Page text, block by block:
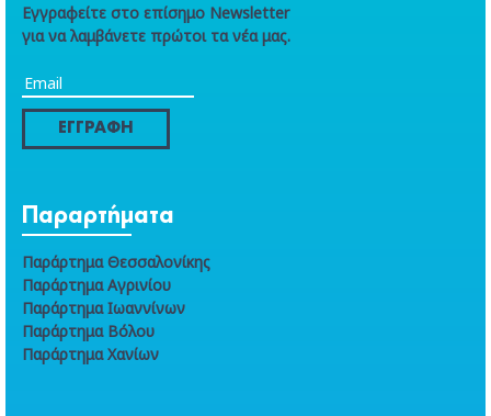
Εγγραφείτε στο επίσημο Newsletter
για να λαμβάνετε πρώτοι τα νέα μας.
ΕΓΓΡΑΦΗ
Παραρτήματα
Παράρτημα Θεσσαλονίκης
Παράρτημα Αγρινίου
Παράρτημα Ιωαννίνων
Παράρτημα Βόλου
Παράρτημα Χανίων